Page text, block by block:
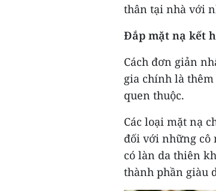
thân tại nhà với
Đắp mặt nạ kết
Cách đơn giản
gia chính là
quen thuộc.
Các loại mặt nạ
đối với những cô
có làn da thiên
thành phần giàu